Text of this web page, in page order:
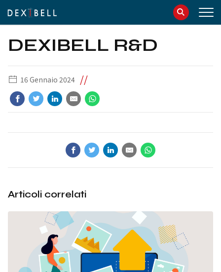
086181241
DEXIBELL R&D
16 Gennaio 2024 //
Articoli correlati